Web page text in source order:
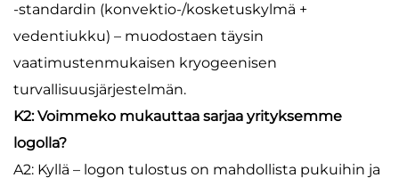
-standardin (konvektio-/kosketuskylmä +
vedentiukku) – muodostaen täysin
vaatimustenmukaisen kryogeenisen
turvallisuusjärjestelmän.
K2: Voimmeko mukauttaa sarjaa yrityksemme
logolla?
A2: Kyllä – logon tulostus on mahdollista pukuihin ja